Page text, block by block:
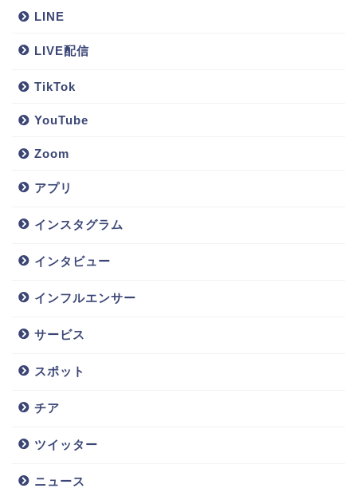
LINE
LIVE配信
TikTok
YouTube
Zoom
アプリ
インスタグラム
インタビュー
インフルエンサー
サービス
スポット
チア
ツイッター
ニュース